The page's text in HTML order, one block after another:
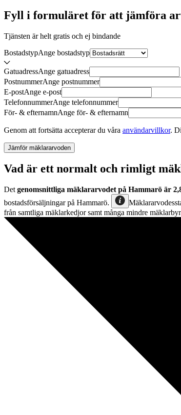
Fyll i formuläret för att jämföra
Tjänsten är helt gratis och ej bindande
BostadstypAnge bostadstyp
GatuadressAnge gatuadress
PostnummerAnge postnummer
E-postAnge e-post
TelefonnummerAnge telefonnummer
För- & efternamnAnge för- & efternamn
Genom att fortsätta accepterar du våra användarvillkor.
Jämför mäklararvoden
Vad är ett normalt och rimligt
Det genomsnittliga mäklararvodet på Hammarö är
bostadsförsäljningarpå Hammarö.
från samtliga mäklarkedjor samt många mindre